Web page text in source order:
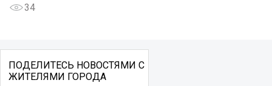
34
ПОДЕЛИТЕСЬ НОВОСТЯМИ С
ЖИТЕЛЯМИ ГОРОДА